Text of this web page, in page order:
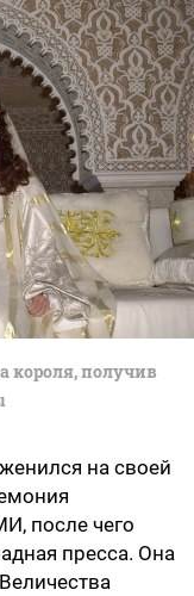
короля, получив
на своей
после чего
пресса. Она